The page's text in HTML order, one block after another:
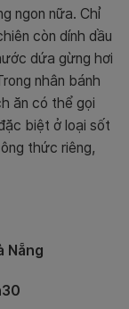
ngon nữa. Chỉ
còn dính dầu
dứa gừng hơi
nhân bánh
ăn có thể gọi
biệt ở loại sốt
thức riêng,
Nẵng